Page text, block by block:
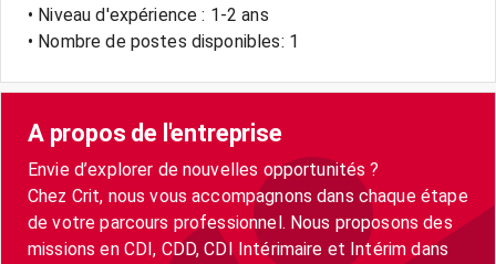
• Niveau d'expérience : 1-2 ans
• Nombre de postes disponibles: 1
A propos de l'entreprise
Envie d’explorer de nouvelles opportunités ?
Chez Crit, nous vous accompagnons dans chaque étape
de votre parcours professionnel. Nous proposons des
missions en CDI, CDD, CDI Intérimaire et Intérim dans